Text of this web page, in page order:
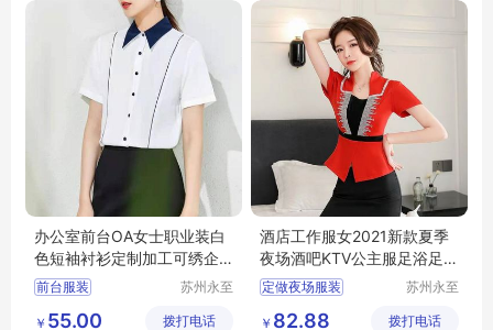
办公室前台OA女士职业装白
色短袖衬衫定制加工可绣企
业标志
前台服装
女士白衬衫
苏州永至
限公司
￥ 55.00 拨打电话
酒店工作服女2021新款夏季
夜场酒吧KTV公主服足浴足疗
技师服套装
定做夜场服装
KTV服装 小姐服装
苏州永至
限公司
￥ 82.88 拨打电话